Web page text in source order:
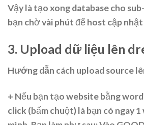
Vậy là tạo xong database cho
bạn chờ vài phút để host cập
3. Upload dữ liệu lên
Hướng dẫn cách upload source
+ Nếu bạn tạo website bằng
click (bấm chuột) là bạn có ngay